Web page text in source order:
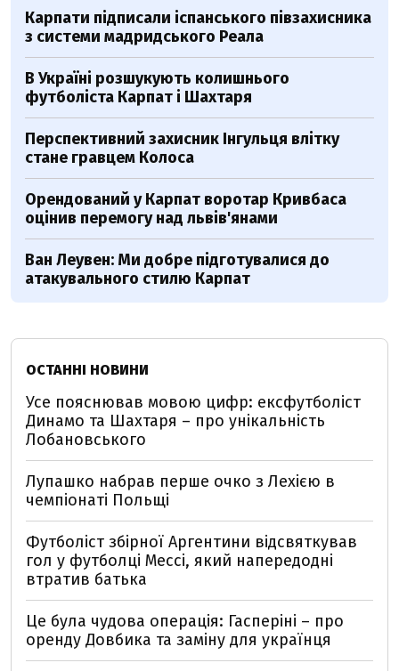
Карпати підписали іспанського півзахисника
з системи мадридського Реала
В Україні розшукують колишнього
футболіста Карпат і Шахтаря
Перспективний захисник Інгульця влітку
стане гравцем Колоса
Орендований у Карпат воротар Кривбаса
оцінив перемогу над львів'янами
Ван Леувен: Ми добре підготувалися до
атакувального стилю Карпат
ОСТАННІ НОВИНИ
Усе пояснював мовою цифр: ексфутболіст
Динамо та Шахтаря – про унікальність
Лобановського
Лупашко набрав перше очко з Лехією в
чемпіонаті Польщі
Футболіст збірної Аргентини відсвяткував
гол у футболці Мессі, який напередодні
втратив батька
Це була чудова операція: Гасперіні – про
оренду Довбика та заміну для українця